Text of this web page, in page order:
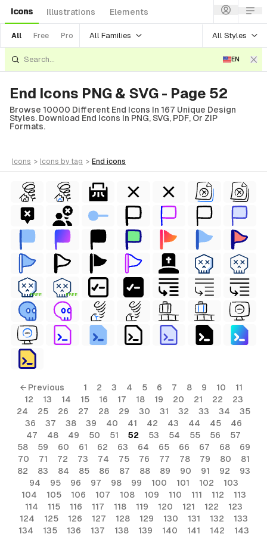
Icons Illustrations Elements
All Free Pro All Families All Styles
EN
End Icons PNG & SVG - Page 52
Browse 10000 Different End Icons In 167 Unique Design
Styles. Download End Icons In PNG, SVG, PDF, Or ZIP
Formats.
icons > icons by tag > end icons
FREE FREE
← Previous 1 2 3 4 5 6 7 8 9 10
11
12
13 14 15 16 17 18 19 20 21 22
23
24
25 26 27 28 29 30 31 32 33 34
35
36
37 38 39 40 41 42 43 44 45
46
47
48 49 50 51 52 53 54 55 56
57
58
59 60 61 62 63 64 65 66 67 68
69
70
71 72 73 74 75 76 77 78 79 80
81
82
83 84 85 86 87 88 89 90 91 92
93
94
95 96 97 98 99 100 101 102
103
104
105 106 107 108 109 110 111 112
113
114
115 116 117 118 119 120 121 122
123
124
125 126 127 128 129 130 131 132
133
134
135 136 137 138 139 140 141 142 143